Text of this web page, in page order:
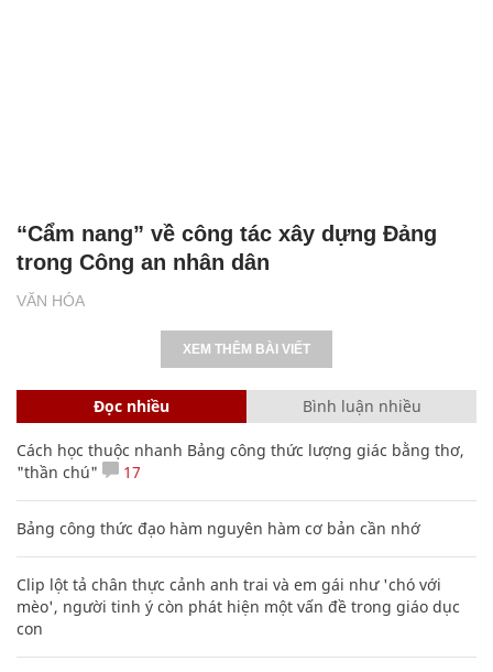
VĂN HÓA
“Cẩm nang” về công tác xây dựng Đảng
trong Công an nhân dân
XEM THÊM BÀI VIẾT
Đọc nhiều Bình luận nhiều
Cách học thuộc nhanh Bảng công thức lượng giác bằng thơ,
"thần chú"
17
Bảng công thức đạo hàm nguyên hàm cơ bản cần nhớ
Clip lột tả chân thực cảnh anh trai và em gái như 'chó với
mèo', người tinh ý còn phát hiện một vấn đề trong giáo dục
con